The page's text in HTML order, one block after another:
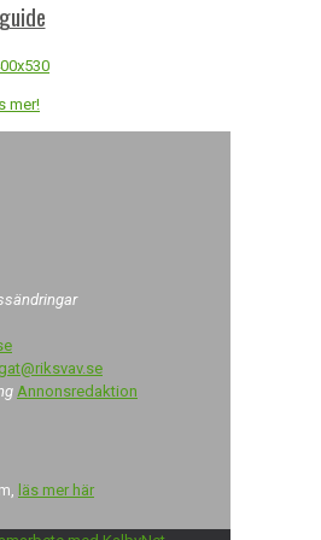
mer!
Annonsredaktion
läs mer här